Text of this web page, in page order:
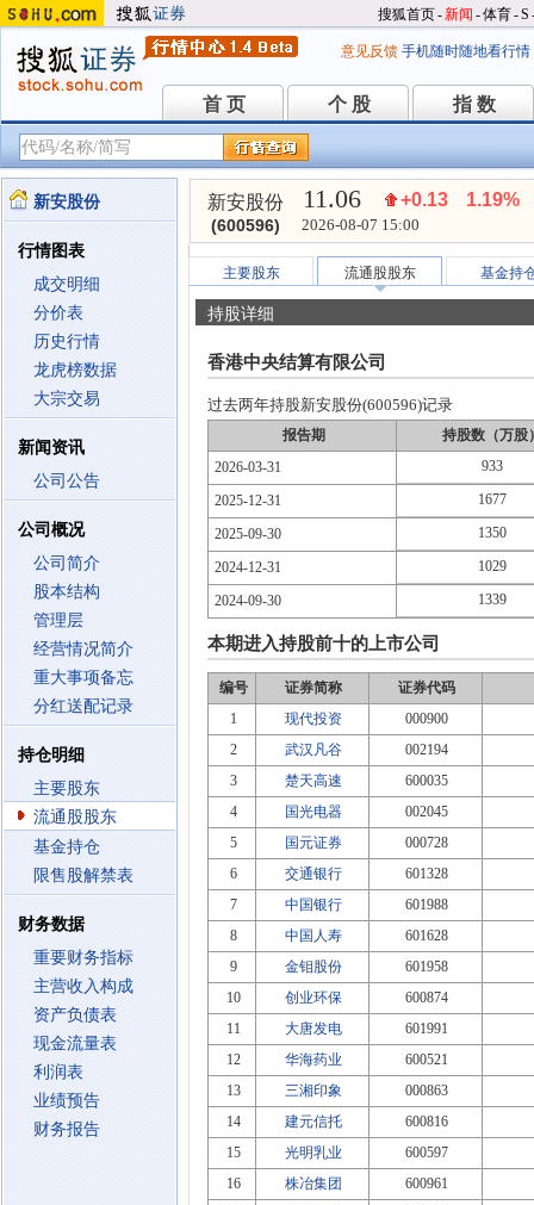
搜狐首页-新闻 -体育-S
意见反馈 手机随时随地看行情
首 页
首 页 个 股
个 股 指 数
指 数
新安股份
行情图表
成交明细
分价表
历史行情
龙虎榜数据
大宗交易
新闻资讯
公司公告
公司概况
公司简介
股本结构
管理层
经营情况简介
重大事项备忘
分红送配记录
持仓明细
主要股东
流通股股东
基金持仓
限售股解禁表
财务数据
重要财务指标
主营收入构成
资产负债表
现金流量表
利润表
业绩预告
财务报告
新安股份
(600596)
11.06 +0.13 1.19%
2026-08-07 15:00
主要股东 流通股股东 基金持
持股详细
香港中央结算有限公司
过去两年持股新安股份(600596)记录
报告期
持股数（万股
2026-03-31
933
2025-12-31 1677
2025-09-30 1350
2024-12-31 1029
2024-09-30 1339
本期进入持股前十的上市公司
编号 证券简称
证券代码
1
现代投资
000900
2
武汉凡谷
002194
3
楚天高速
600035
4
国光电器
002045
5
国元证券
000728
6
交通银行
601328
7
中国银行
601988
8
中国人寿
601628
9
金钼股份
601958
10
创业环保
600874
11
大唐发电
601991
12
华海药业
600521
13
三湘印象
000863
14
建元信托
600816
15
光明乳业
600597
16
株冶集团
600961